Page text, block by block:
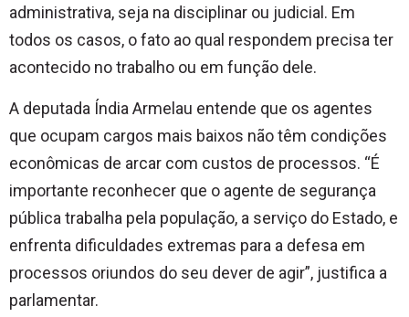
administrativa, seja na disciplinar ou judicial. Em
todos os casos, o fato ao qual respondem precisa ter
acontecido no trabalho ou em função dele.
A deputada Índia Armelau entende que os agentes
que ocupam cargos mais baixos não têm condições
econômicas de arcar com custos de processos. “É
importante reconhecer que o agente de segurança
pública trabalha pela população, a serviço do Estado, e
enfrenta dificuldades extremas para a defesa em
processos oriundos do seu dever de agir”, justifica a
parlamentar.